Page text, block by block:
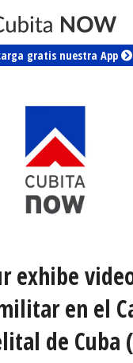
gratis nuestra App
exhibe
en el
de Cuba